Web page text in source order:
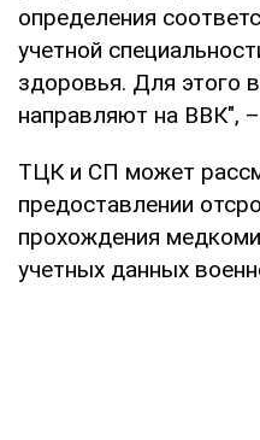
определения
учетной
здоровья. Для этого
направляют на ВВК",
ТЦК и СП может
предоставлении
прохождения
учетных данных